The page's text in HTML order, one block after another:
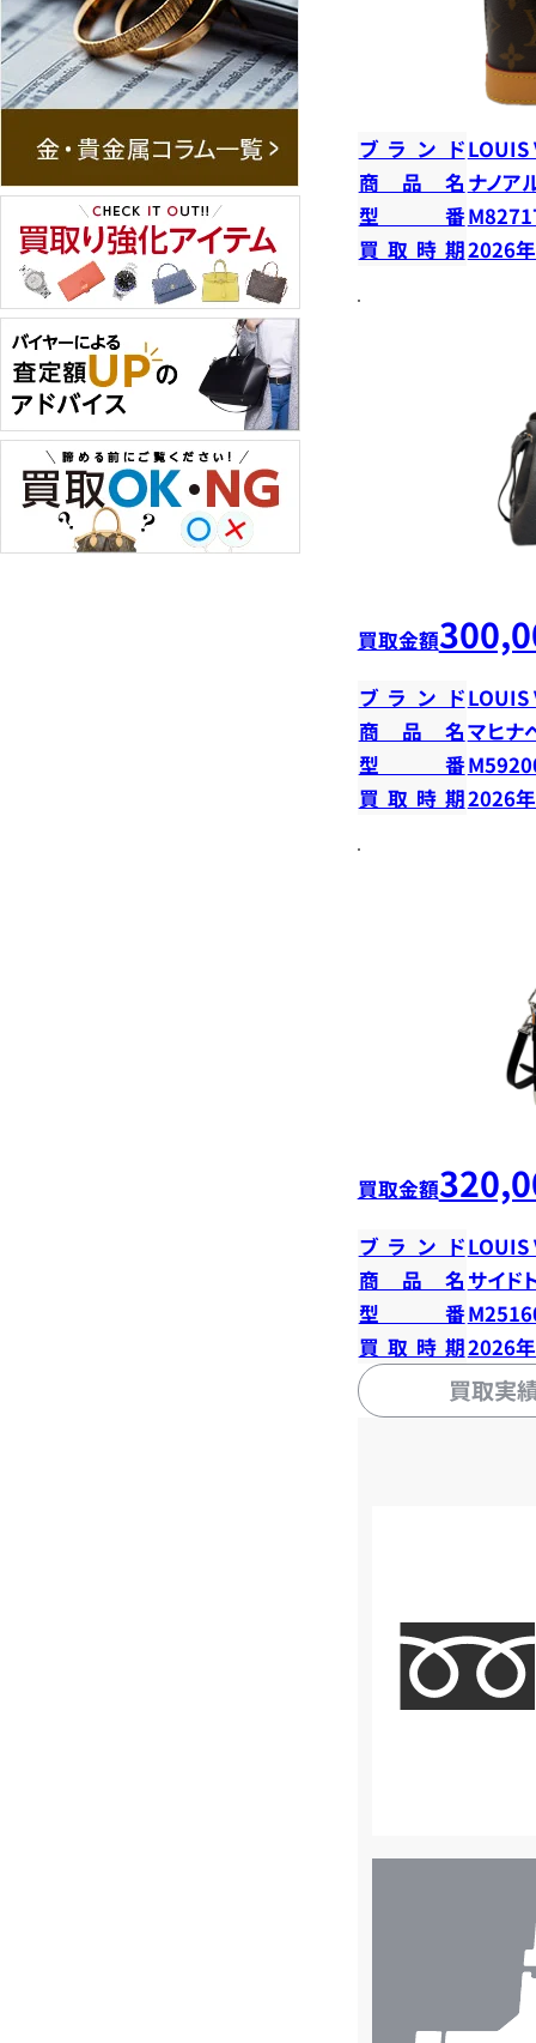
ブランドLOUIS
商品名 ナノア
型番
買取時期2026
買取金額
ブランドLOUIS
商品名マヒナ
型番
買取時期2026
買取金額
ブランドLOUIS
商品名 サイド
型番
買取時期2026
買取実